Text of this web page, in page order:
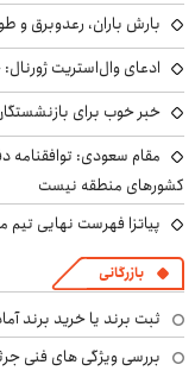
بارش باران، رعدوبرق و
ادعای وال‌استریت
خبر خوب برای
مقام سعودی: توافقنامه
کشورهای منطقه نیست
پیاتزا فهرست نهایی تیم
بازرگانی
ثبت برند یا خرید برند
بررسی ویژگی های فنی